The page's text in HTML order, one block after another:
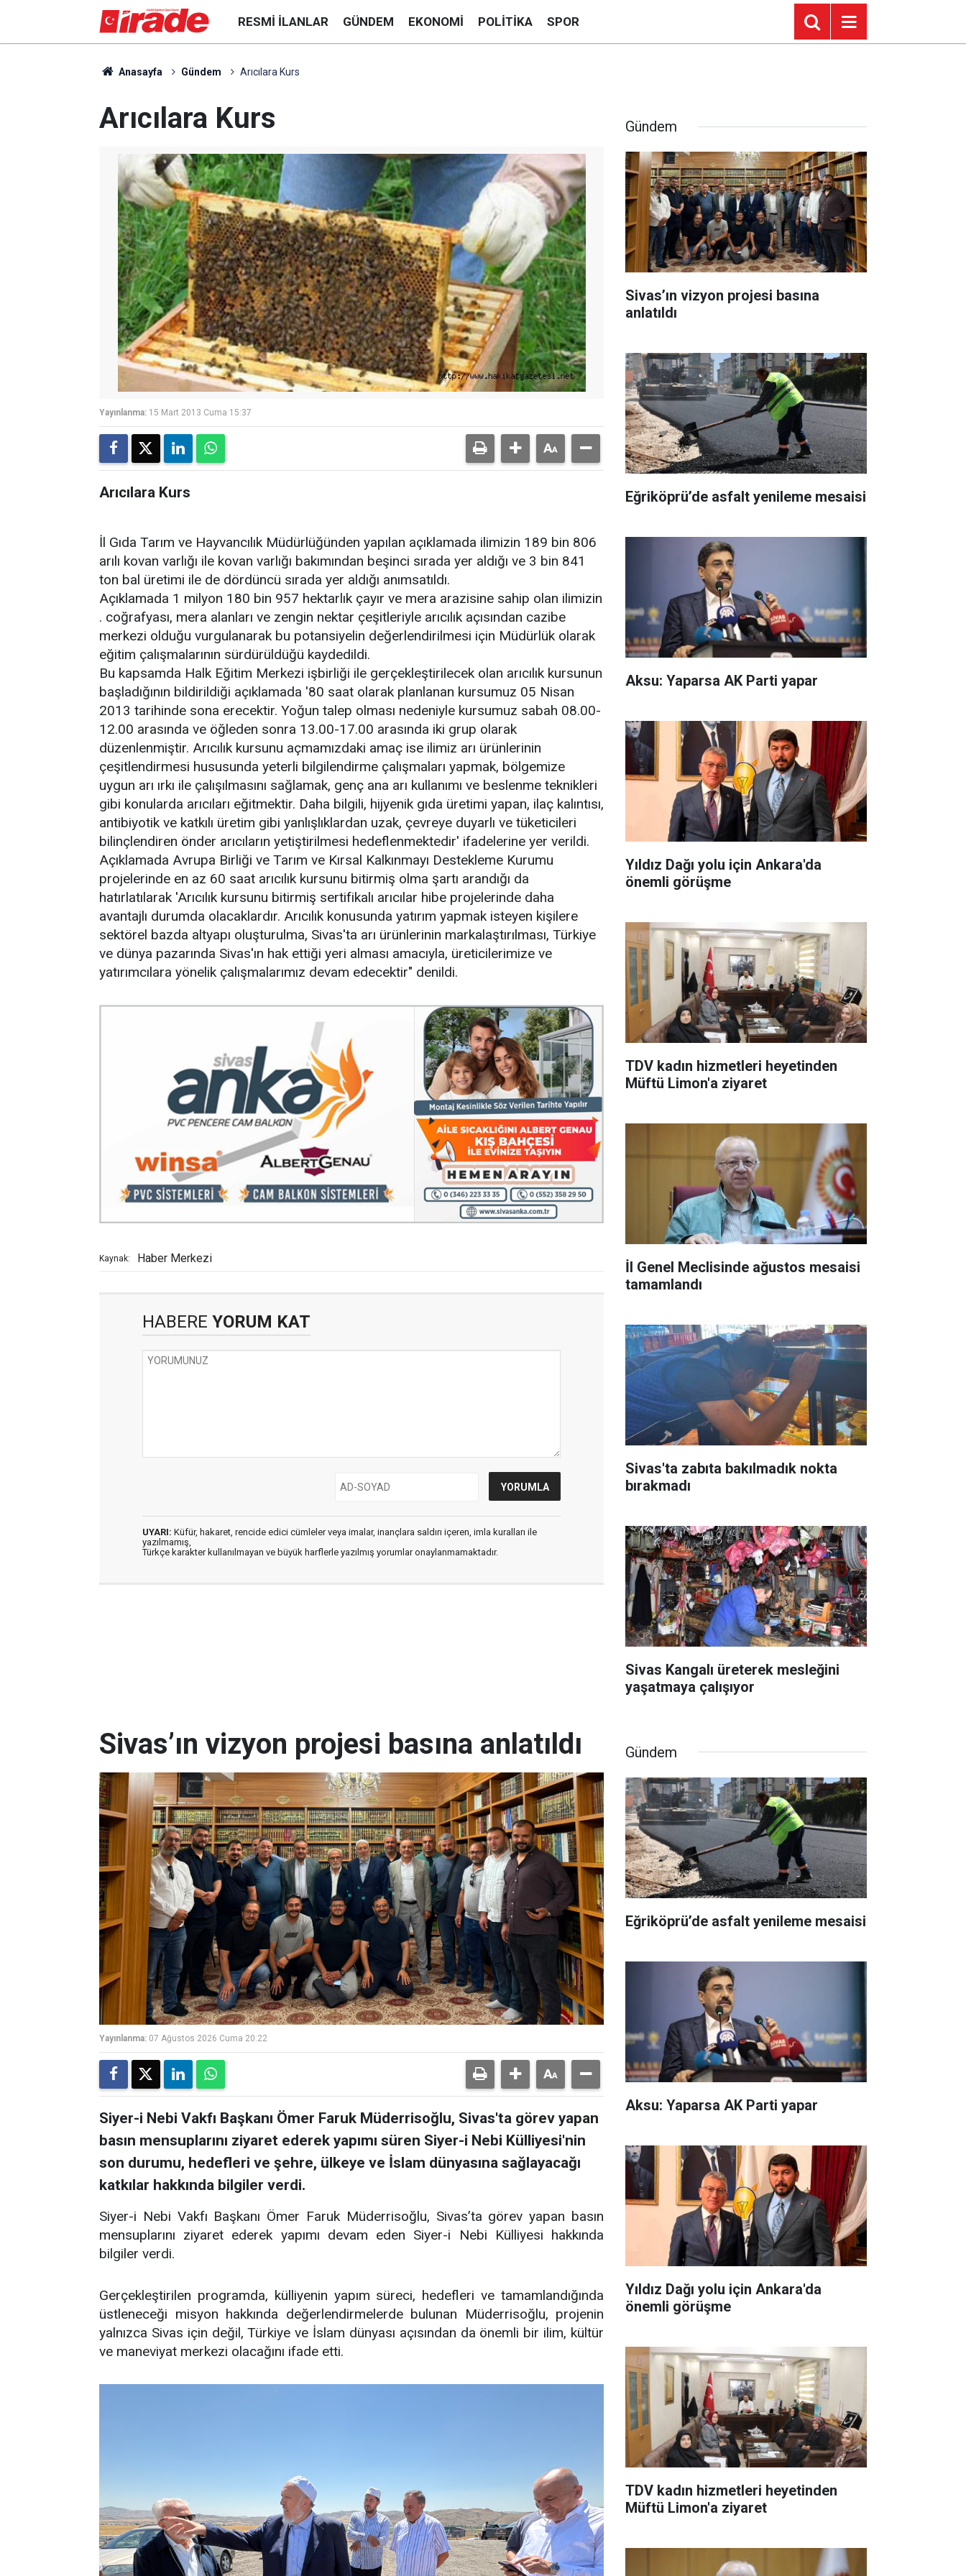
RESMI İLANLAR GÜNDEM EKONOMI POLITIKA SPOR
Anasayfa Gündem Arıcılara Kurs
Arıcılara Kurs
Yayınlanma: 15 Mart 2013 Cuma 15:37
Arıcılara Kurs
İl Gıda Tarım ve Hayvancılık Müdürlüğünden yapılan açıklamada ilimizin 189 bin 806
arılı kovan varlığı ile kovan varlığı bakımından beşinci sırada yer aldığı ve 3 bin 841
ton bal üretimi ile de dördüncü sırada yer aldığı anımsatıldı.
Açıklamada 1 milyon 180 bin 957 hektarlık çayır ve mera arazisine sahip olan ilimizin
. coğrafyası, mera alanları ve zengin nektar çeşitleriyle arıcılık açısından cazibe
merkezi olduğu vurgulanarak bu potansiyelin değerlendirilmesi için Müdürlük olarak
eğitim çalışmalarının sürdürüldüğü kaydedildi.
Bu kapsamda Halk Eğitim Merkezi işbirliği ile gerçekleştirilecek olan arıcılık kursunun
başladığının bildirildiği açıklamada '80 saat olarak planlanan kursumuz 05 Nisan
2013 tarihinde sona erecektir. Yoğun talep olması nedeniyle kursumuz sabah 08.00-
12.00 arasında ve öğleden sonra 13.00-17.00 arasında iki grup olarak
düzenlenmiştir. Arıcılık kursunu açmamızdaki amaç ise ilimiz arı ürünlerinin
çeşitlendirmesi hususunda yeterli bilgilendirme çalışmaları yapmak, bölgemize
uygun arı ırkı ile çalışılmasını sağlamak, genç ana arı kullanımı ve beslenme teknikleri
gibi konularda arıcıları eğitmektir. Daha bilgili, hijyenik gıda üretimi yapan, ilaç kalıntısı,
antibiyotik ve katkılı üretim gibi yanlışlıklardan uzak, çevreye duyarlı ve tüketicileri
bilinçlendiren önder arıcıların yetiştirilmesi hedeflenmektedir' ifadelerine yer verildi.
Açıklamada Avrupa Birliği ve Tarım ve Kırsal Kalkınmayı Destekleme Kurumu
projelerinde en az 60 saat arıcılık kursunu bitirmiş olma şartı arandığı da
hatırlatılarak 'Arıcılık kursunu bitirmiş sertifikalı arıcılar hibe projelerinde daha
avantajlı durumda olacaklardır. Arıcılık konusunda yatırım yapmak isteyen kişilere
sektörel bazda altyapı oluşturulma, Sivas'ta arı ürünlerinin markalaştırılması, Türkiye
ve dünya pazarında Sivas'ın hak ettiği yeri alması amacıyla, üreticilerimize ve
yatırımcılara yönelik çalışmalarımız devam edecektir" denildi.
Kaynak: Haber Merkezi
HABERE YORUM KAT
UYARI: Küfür, hakaret, rencide edici cümleler veya imalar, inançlara saldırı içeren, imla kuralları ile
yazılmamış,
Türkçe karakter kullanılmayan ve büyük harflerle yazılmış yorumlar onaylanmamaktadır.
Gündem
Sivas’ın vizyon projesi basına
anlatıldı
Eğriköprü’de asfalt yenileme mesaisi
Aksu: Yaparsa AK Parti yapar
Yıldız Dağı yolu için Ankara'da
önemli görüşme
TDV kadın hizmetleri heyetinden
Müftü Limon'a ziyaret
İl Genel Meclisinde ağustos mesaisi
tamamlandı
Sivas'ta zabıta bakılmadık nokta
bırakmadı
Sivas Kangalı üreterek mesleğini
yaşatmaya çalışıyor
Sivas’ın vizyon projesi basına anlatıldı
Yayınlanma: 07 Ağustos 2026 Cuma 20:22
Siyer-i Nebi Vakfı Başkanı Ömer Faruk Müderrisoğlu, Sivas'ta görev yapan
basın mensuplarını ziyaret ederek yapımı süren Siyer-i Nebi Külliyesi'nin
son durumu, hedefleri ve şehre, ülkeye ve İslam dünyasına sağlayacağı
katkılar hakkında bilgiler verdi.
Siyer-i Nebi Vakfı Başkanı Ömer Faruk Müderrisoğlu, Sivas’ta görev yapan basın
mensuplarını ziyaret ederek yapımı devam eden Siyer-i Nebi Külliyesi hakkında
bilgiler verdi.
Gerçekleştirilen programda, külliyenin yapım süreci, hedefleri ve tamamlandığında
üstleneceği misyon hakkında değerlendirmelerde bulunan Müderrisoğlu, projenin
yalnızca Sivas için değil, Türkiye ve İslam dünyası açısından da önemli bir ilim, kültür
ve maneviyat merkezi olacağını ifade etti.
Gündem
Eğriköprü’de asfalt yenileme mesaisi
Aksu: Yaparsa AK Parti yapar
Yıldız Dağı yolu için Ankara'da
önemli görüşme
TDV kadın hizmetleri heyetinden
Müftü Limon'a ziyaret